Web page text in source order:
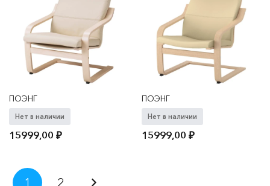
ПОЭНГ
Нет в наличии
15999,00₽
ПОЭНГ
Нет в наличии
15999,00₽
Пагинация
1 2